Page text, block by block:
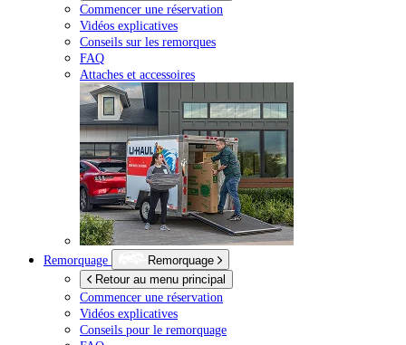
Commencer une réservation
Vidéos explicatives
Conseils sur les remorques
FAQ
Attaches et accessoires
Remorquage
Remorquage
Retour au menu principal
Commencer une réservation
Vidéos explicatives
Conseils pour le remorquage